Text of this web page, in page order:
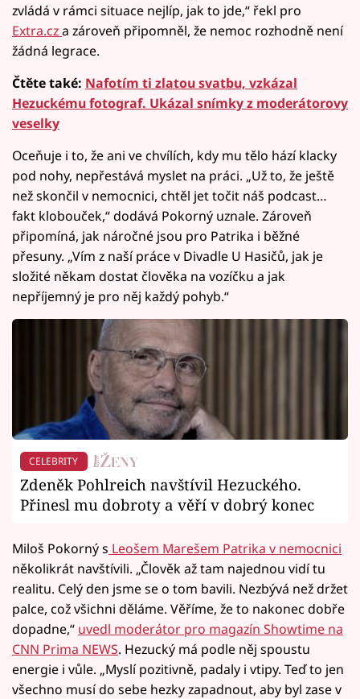
zvládá v rámci situace nejlíp, jak to jde,“ řekl pro
Extra.cza zároveň připomněl, že nemoc rozhodně není
žádná legrace.
Čtěte také: Nafotím ti zlatou svatbu, vzkázal
Hezuckému fotograf. Ukázal snímky z moderátorovy
veselky
Oceňuje i to, že ani ve chvílích, kdy mu tělo hází klacky
pod nohy, nepřestává myslet na práci. „Už to, že ještě
než skončil v nemocnici, chtěl jet točit náš podcast…
fakt klobouček,“ dodává Pokorný uznale. Zároveň
připomíná, jak náročné jsou pro Patrika i běžné
přesuny. „Vím z naší práce v Divadle U Hasičů, jak je
složité někam dostat člověka na vozíčku a jak
nepříjemný je pro něj každý pohyb.“
CELEBRITY
Zdeněk Pohlreich navštívil Hezuckého.
Přinesl mu dobroty a věří v dobrý konec
Miloš Pokorný s Leošem Marešem Patrika v nemocnici
několikrát navštívili. „Člověk až tam najednou vidí tu
realitu. Celý den jsme se o tom bavili. Nezbývá než držet
palce, což všichni děláme. Věříme, že to nakonec dobře
dopadne,“ uvedl moderátor pro magazín Showtime na
CNN Prima NEWS. Hezucký má podle něj spoustu
energie i vůle. „Myslí pozitivně, padaly i vtipy. Teď to jen
všechno musí do sebe hezky zapadnout, aby byl zase v